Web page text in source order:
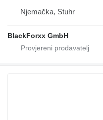
Njemačka, Stuhr
BlackForxx GmbH